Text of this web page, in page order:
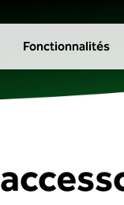
Fonctionnalités